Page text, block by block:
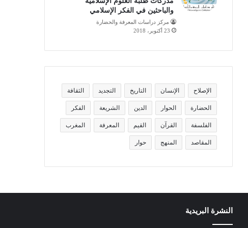
والباحثين في الفكر الإسلامي
مركز دراسات المعرفة والحضارة
23 أكتوبر، 2018
الإصلاح الإنسان التاريخ التجديد الثقافة
الحضارة الحوار الدين الشريعة الفكر
الفلسفة القرآن القيم المعرفة المغرب
المقاصد المنهج حوار
النشرة البريدية